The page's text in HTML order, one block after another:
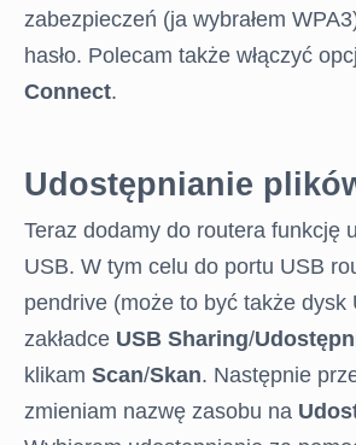
EGZAMIN
ONLINE
BLOG
FORUM
zabezpieczeń (ja wybrałem
hasło. Polecam także włączyć
Connect.
Udostępnianie
Teraz dodamy do routera funkcję
USB. W tym celu do portu USB
pendrive (może to być także dysk
zakładce USB Sharing/
klikam Scan/Skan. Następnie
zmieniam nazwę zasobu na